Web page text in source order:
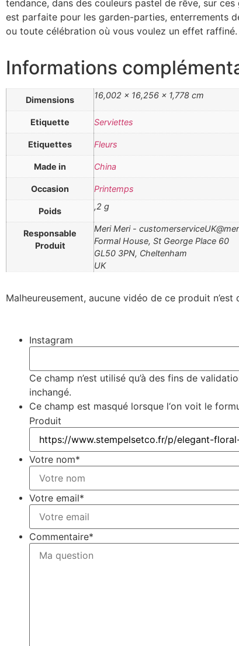
tendance, dans des couleurs pastel de rêve, sur
est parfaite pour les garden-parties, enterrements
ou toute célébration où vous voulez un effet raffiné.
Informations
Dimensions 16,002 × 16,256 × 1,778 cm
Etiquette Serviettes
Etiquettes Fleurs
Made in China
Occasion Printemps
Poids ,2 g
Responsable
Produit
Meri Meri -
Formal House, St George Place 60
GL50 3PN, Cheltenham
UK
Malheureusement, aucune vidéo de ce produit n’est
Instagram
Ce champ n’est utilisé qu’à des fins de
inchangé.
Ce champ est masqué lorsque l‘on voit le
Produit
Votre nom*
Votre email*
Commentaire*